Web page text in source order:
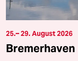
25.– 29. August 2026
Bremerhaven